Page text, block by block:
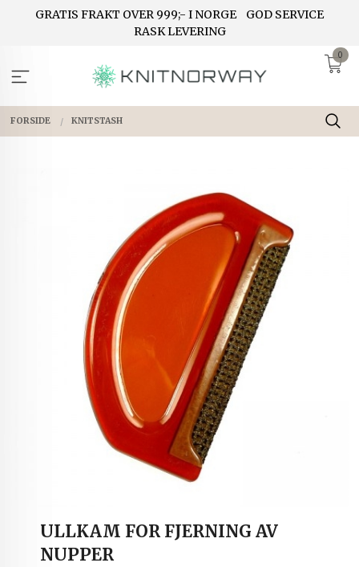
GRATIS FRAKT OVER 999;- I NORGE
GOD SERVICE
RASK LEVERING
0
FORSIDE KNITSTASH
ULLKAM FOR FJERNING AV
NUPPER